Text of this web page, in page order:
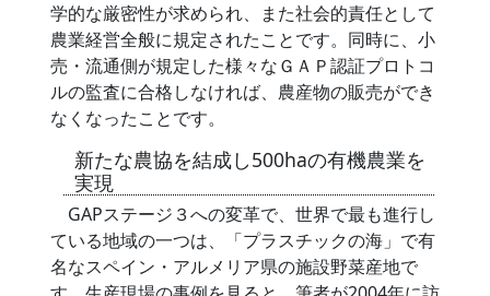
学的な厳密性が求められ、また社会的責任として
農業経営全般に規定されたことです。同時に、小
売・流通側が規定した様々なＧＡＰ認証プロトコ
ルの監査に合格しなければ、農産物の販売ができ
なくなったことです。
新たな農協を結成し500haの有機農業を
実現
GAPステージ３への変革で、世界で最も進行し
ている地域の一つは、「プラスチックの海」で有
名なスペイン・アルメリア県の施設野菜産地で